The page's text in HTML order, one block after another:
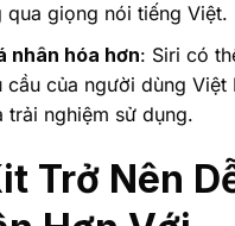
qua giọng nói tiếng Việt.
nhân hóa hơn: Siri có
cầu của người dùng Việt
trải nghiệm sử dụng.
Trở Nên